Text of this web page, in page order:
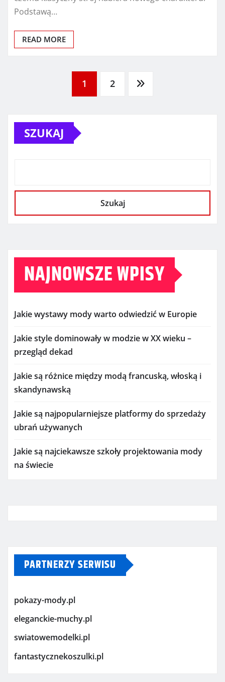
Podstawą…
READ MORE
Stronicowanie
wpisów
1 2
SZUKAJ
Szukaj
NAJNOWSZE WPISY
Jakie wystawy mody warto odwiedzić w Europie
Jakie style dominowały w modzie w XX wieku –
przegląd dekad
Jakie są różnice między modą francuską, włoską i
skandynawską
Jakie są najpopularniejsze platformy do sprzedaży
ubrań używanych
Jakie są najciekawsze szkoły projektowania mody
na świecie
PARTNERZY SERWISU
pokazy-mody.pl
eleganckie-muchy.pl
swiatowemodelki.pl
fantastycznekoszulki.pl